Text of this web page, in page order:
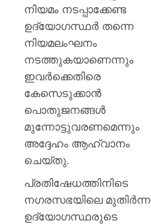
നിയമം നടപ്പാക്കേണ്ട
ഉദ്യോഗസ്ഥർ തന്നെ
നിയമലംഘനം
നടത്തുകയാണെന്നും
ഇവർക്കെതിരെ
കേസെടുക്കാൻ
പൊതുജനങ്ങൾ
മുന്നോട്ടുവരണമെന്നും
അദ്ദേഹം ആഹ്വാനം
ചെയ്തു.
പ്രതിഷേധത്തിനിടെ
നഗരസഭയിലെ മുതിർന്ന
ഉദ്യോഗസ്ഥരുടെ